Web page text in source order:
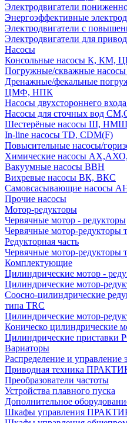
Электродвигатели
Энергоэффективные
Электродвигатели с
Электродвигатели для
Насосы
Консольные насосы К, КМ,
Погружные/скважные
Дренажные/фекальные
ЦМФ, НПК
Насосы двухстороннего
Насосы для сточных вод
Шестерёные насосы Ш,
In-line насосы TD, CDM(F)
Повысительные насосы/
Химические насосы
Вакуумные насосы ВВН
Вихревые насосы ВК, ВКС
Самовсасывающие насосы
Прочие насосы
Мотор-редукторы
Червячные мотор - редукторы
Червячные мотор-редукторы
Редукторная часть
Червячные мотор-редукторы
Комплектующие
Цилиндрические мотор -
Цилиндрические мотор-
Соосно-цилиндрические
типа TRC
Цилиндрические мотор-
Коническо цилиндрические
Цилиндрические приставки
Вариаторы
Распределение и управление
Приводная техника
Преобразователи частоты
Устройства плавного пуска
Дополнительное
Шкафы управления